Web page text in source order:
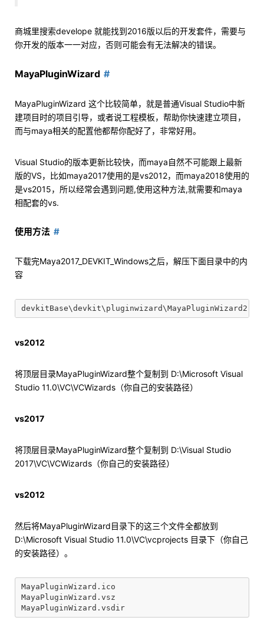
商城里搜索develope 就能找到2016版以后的开发套件，需要与
你开发的版本一一对应，否则可能会有无法解决的错误。
MayaPluginWizard
MayaPluginWizard 这个比较简单，就是普通Visual Studio中新
建项目时的项目引导，或者说工程模板，帮助你快速建立项目，
而与maya相关的配置他都帮你配好了，非常好用。
Visual Studio的版本更新比较快，而maya自然不可能跟上最新
版的VS，比如maya2017使用的是vs2012，而maya2018使用的
是vs2015，所以经常会遇到问题,使用这种方法,就需要和maya
相配套的vs.
使用方法
下载完Maya2017_DEVKIT_Windows之后，解压下面目录中的内
容
vs2012
将顶层目录MayaPluginWizard整个复制到 D:\Microsoft Visual
Studio 11.0\VC\VCWizards（你自己的安装路径）
vs2017
将顶层目录MayaPluginWizard整个复制到 D:\Visual Studio
2017\VC\VCWizards（你自己的安装路径）
vs2012
然后将MayaPluginWizard目录下的这三个文件全都放到
D:\Microsoft Visual Studio 11.0\VC\vcprojects 目录下（你自己
的安装路径）。
MayaPluginWizard.ico
MayaPluginWizard.vsz